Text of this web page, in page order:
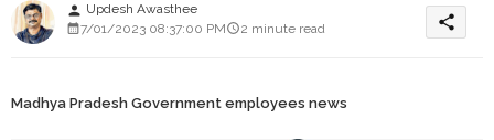
person Updesh Awasthee
7/01/2023 08:37:00 PM
2 minute read share
Madhya Pradesh Government employees news